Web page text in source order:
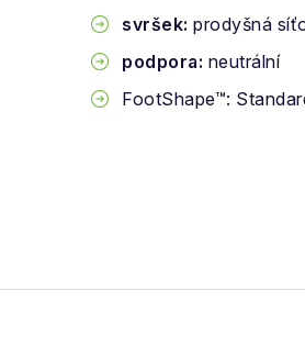
svršek: prodyšná
podpora: neutrální
FootShape™: